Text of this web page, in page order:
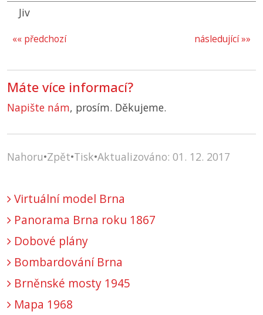
Jiv
následující »»
«« předchozí
Máte více informací?
Napište nám, prosím. Děkujeme.
Nahoru•Zpět•Tisk•Aktualizováno: 01. 12. 2017
Virtuální model Brna
Panorama Brna roku 1867
Dobové plány
Bombardování Brna
Brněnské mosty 1945
Mapa 1968